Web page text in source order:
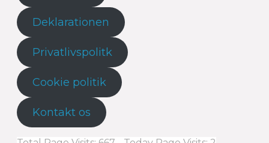
Deklarationen
Privatlivspolitk
Cookie politik
Kontakt os